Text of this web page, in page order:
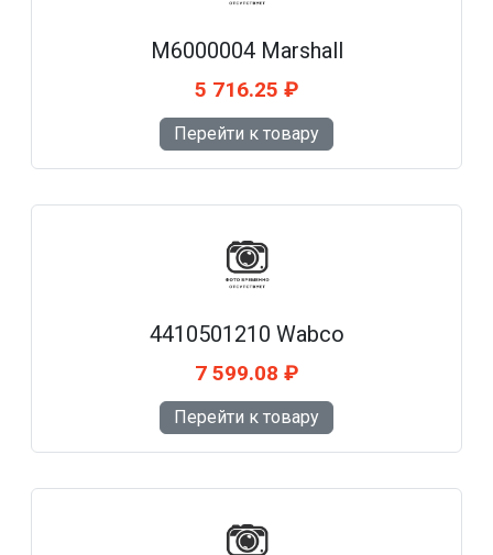
M6000004 Marshall
5 716.25 ₽
Перейти к товару
4410501210 Wabco
7 599.08 ₽
Перейти к товару